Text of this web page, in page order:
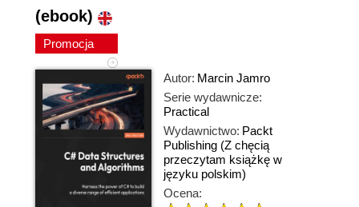
(ebook)
Promocja
Autor: Marcin Jamro
Serie wydawnicze:
Practical
Wydawnictwo: Packt
Publishing (Z chęcią
przeczytam książkę w
języku polskim)
Ocena: